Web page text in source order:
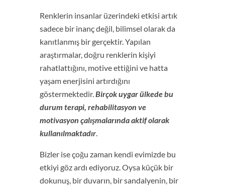
Renklerin insanlar üzerindeki etkisi artık
sadece bir inanç değil, bilimsel olarak da
kanıtlanmış bir gerçektir. Yapılan
araştırmalar, doğru renklerin kişiyi
rahatlattığını, motive ettiğini ve hatta
yaşam enerjisini artırdığını
göstermektedir.Birçok uygar ülkede bu
durum terapi, rehabilitasyon ve
motivasyon çalışmalarında aktif olarak
kullanılmaktadır.
Bizler ise çoğu zaman kendi evimizde bu
etkiyi göz ardı ediyoruz. Oysa küçük bir
dokunuş, bir duvarın, bir sandalyenin, bir